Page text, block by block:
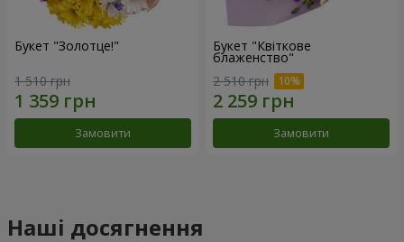
Букет "Золотце!"
1 510 грн
Замовити
Букет "Квіткове
блаженство"
2 510 грн
Замовити
Наші досягнення